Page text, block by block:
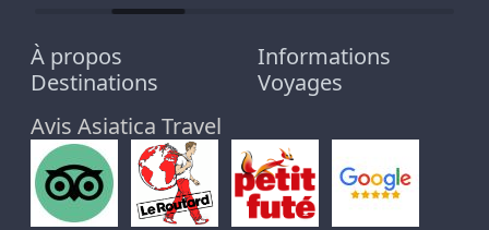
À propos
Informations
Destinations
Voyages
Avis Asiatica Travel